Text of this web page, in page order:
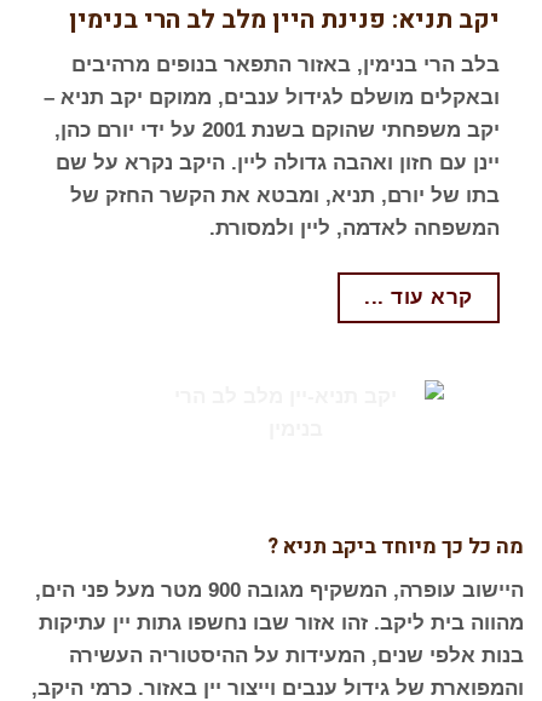
יקב תניא: פנינת היין מלב לב הרי בנימין
בלב הרי בנימין, באזור התפאר בנופים מרהיבים
ובאקלים מושלם לגידול ענבים, ממוקם יקב תניא –
יקב משפחתי שהוקם בשנת 2001 על ידי יורם כהן,
יינן עם חזון ואהבה גדולה ליין. היקב נקרא על שם
בתו של יורם, תניא, ומבטא את הקשר החזק של
המשפחה לאדמה, ליין ולמסורת.
קרא עוד ...
מה כל כך מיוחד ביקב תניא ?
היישוב עופרה, המשקיף מגובה 900 מטר מעל פני הים,
מהווה בית ליקב. זהו אזור שבו נחשפו גתות יין עתיקות
בנות אלפי שנים, המעידות על ההיסטוריה העשירה
והמפוארת של גידול ענבים וייצור יין באזור. כרמי היקב,